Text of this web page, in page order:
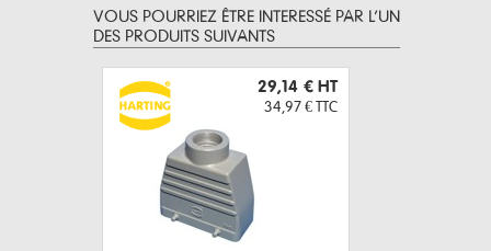
VOUS POURRIEZ ÊTRE INTERESSÉ PAR L’UN
DES PRODUITS SUIVANTS
29,14 € HT
34,97 € TTC